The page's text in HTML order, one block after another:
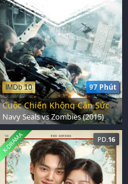
97 Phút
IMDb 10
Cuộc Chiến Không Cân Sức
Navy Seals vs Zombies (2015)
PD. 16
K-DRAMA